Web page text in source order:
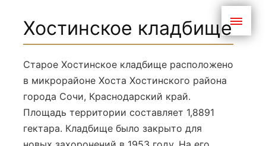
Хостинское кладбище
Старое Хостинское кладбище расположено
в микрорайоне Хоста Хостинского района
города Сочи, Краснодарский край.
Площадь территории составляет 1,8891
гектара. Кладбище было закрыто для